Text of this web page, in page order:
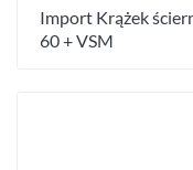
Import Krążek
60 + VSM